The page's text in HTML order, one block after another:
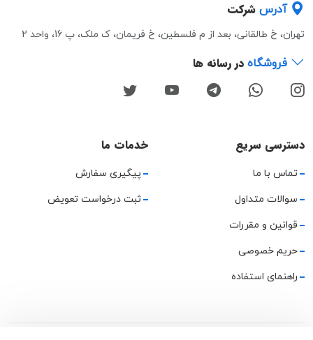
آدرس شرکت
تهران، خ طالقانی، بعد از م فلسطین، خ فریمان، ک ملک، پ 16، واحد 2
فروشگاه در رسانه ها
دسترسی سریع
تماس با ما
سوالات متداول
قوانین و مقررات
حریم خصوصی
راهنمای استفاده
خدمات ما
پیگیری سفارش
ثبت درخواست تعویض